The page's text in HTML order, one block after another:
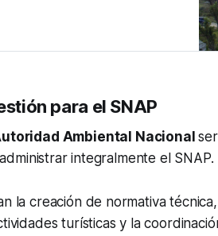
para el SNAP
Ambiental Nacional
integralmente el SNAP.
la creación de normativa
turísticas y la